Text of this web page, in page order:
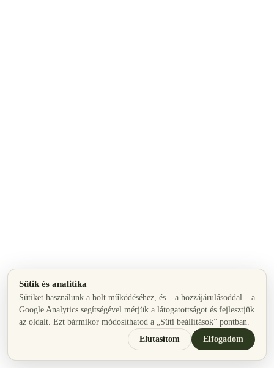
Sütik és analitika
Sütiket használunk a bolt működéséhez, és – a hozzájárulásoddal – a
Google Analytics segítségével mérjük a látogatottságot és fejlesztjük
az oldalt. Ezt bármikor módosíthatod a „Süti beállítások” pontban.
Elutasítom
Elfogadom